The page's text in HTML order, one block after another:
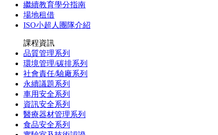
繼續教育學分指南
場地租借
ISO小超人團隊介紹
課程資訊
品質管理系列
環境管理/碳排系列
社會責任/驗廠系列
永續議題系列
車用安全系列
資訊安全系列
醫療器材管理系列
食品安全系列